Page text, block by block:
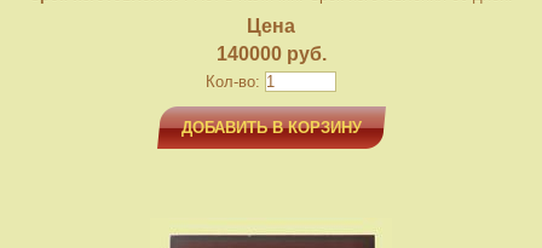
Цена
140000 руб.
Кол-во:
ДОБАВИТЬ В КОРЗИНУ